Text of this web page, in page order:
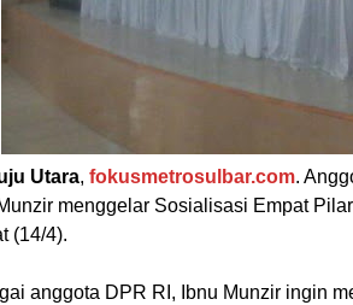
Utara, fokusmetrosulbar.com.
menggelar Sosialisasi Empat
(14/4).
anggota DPR RI, Ibnu Munzir ingin